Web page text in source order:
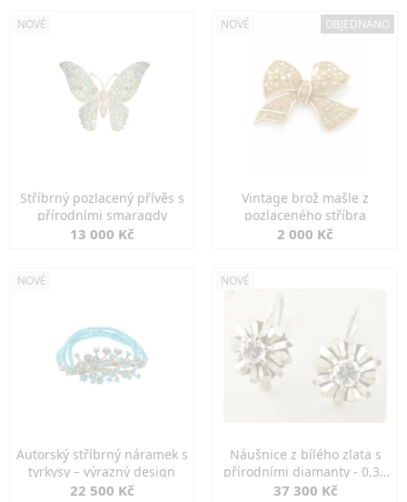
NOVÉ
Stříbrný pozlacený přívěs s
přírodními smaragdy
13 000 Kč
NOVÉ OBJEDNÁNO
Vintage brož mašle z
pozlaceného stříbra
2 000 Kč
NOVÉ
Autorský stříbrný náramek s
tyrkysy – výrazný design
22 500 Kč
NOVÉ
Náušnice z bílého zlata s
přírodními diamanty - 0,30
ct
37 300 Kč